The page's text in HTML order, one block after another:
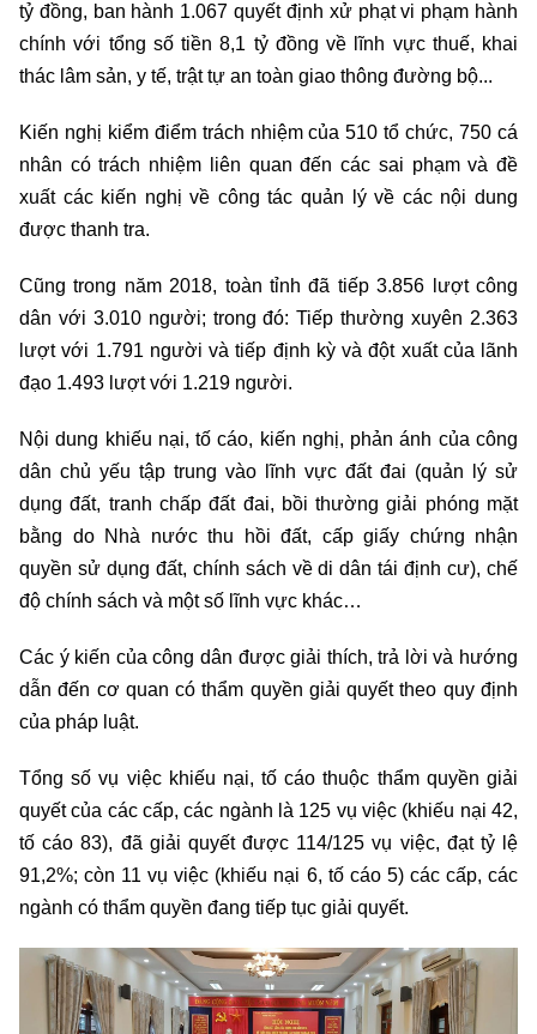
tỷ đồng, ban hành 1.067 quyết định xử phạt vi phạm hành
chính với tổng số tiền 8,1 tỷ đồng về lĩnh vực thuế, khai
thác lâm sản, y tế, trật tự an toàn giao thông đường bộ...
Kiến nghị kiểm điểm trách nhiệm của 510 tổ chức, 750 cá
nhân có trách nhiệm liên quan đến các sai phạm và đề
xuất các kiến nghị về công tác quản lý về các nội dung
được thanh tra.
Cũng trong năm 2018, toàn tỉnh đã tiếp 3.856 lượt công
dân với 3.010 người; trong đó: Tiếp thường xuyên 2.363
lượt với 1.791 người và tiếp định kỳ và đột xuất của lãnh
đạo 1.493 lượt với 1.219 người.
Nội dung khiếu nại, tố cáo, kiến nghị, phản ánh của công
dân chủ yếu tập trung vào lĩnh vực đất đai (quản lý sử
dụng đất, tranh chấp đất đai, bồi thường giải phóng mặt
bằng do Nhà nước thu hồi đất, cấp giấy chứng nhận
quyền sử dụng đất, chính sách về di dân tái định cư), chế
độ chính sách và một số lĩnh vực khác…
Các ý kiến của công dân được giải thích, trả lời và hướng
dẫn đến cơ quan có thẩm quyền giải quyết theo quy định
của pháp luật.
Tổng số vụ việc khiếu nại, tố cáo thuộc thẩm quyền giải
quyết của các cấp, các ngành là 125 vụ việc (khiếu nại 42,
tố cáo 83), đã giải quyết được 114/125 vụ việc, đạt tỷ lệ
91,2%; còn 11 vụ việc (khiếu nại 6, tố cáo 5) các cấp, các
ngành có thẩm quyền đang tiếp tục giải quyết.